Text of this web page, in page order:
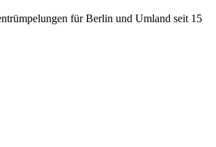
für Berlin und Umland seit 15